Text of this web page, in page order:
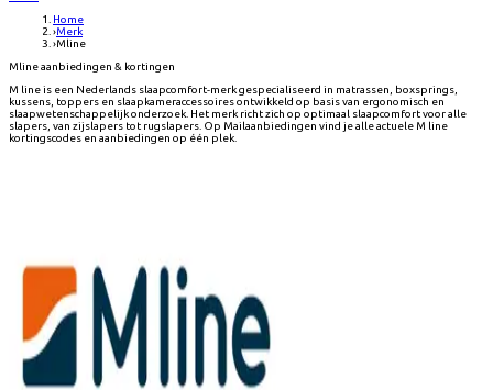
Home
›Merk
›Mline
Mline aanbiedingen & kortingen
M line is een Nederlands slaapcomfort-merk gespecialiseerd in matrassen, boxsprings,
kussens, toppers en slaapkameraccessoires ontwikkeld op basis van ergonomisch en
slaapwetenschappelijk onderzoek. Het merk richt zich op optimaal slaapcomfort voor alle
slapers, van zijslapers tot rugslapers. Op Mailaanbiedingen vind je alle actuele M line
kortingscodes en aanbiedingen op één plek.